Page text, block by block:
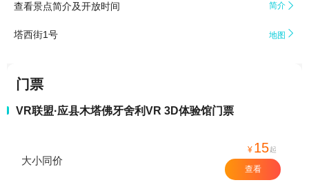
查看景点简介及开放时间 简介 
塔西街1号 地图 
门票
VR联盟·应县木塔佛牙舍利VR 3D体验馆门票
大小同价
¥ 15起
查看